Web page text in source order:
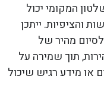
המקומי יכול
והציפיות. ייתכן
מהיר של
תוך שמירה על
או מידע רגיש שיכול